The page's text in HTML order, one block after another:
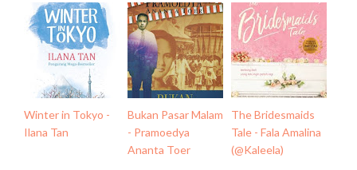
Winter in Tokyo -
Ilana Tan
Bukan Pasar Malam
- Pramoedya
Ananta Toer
The Bridesmaids
Tale - Fala Amalina
(@Kaleela)